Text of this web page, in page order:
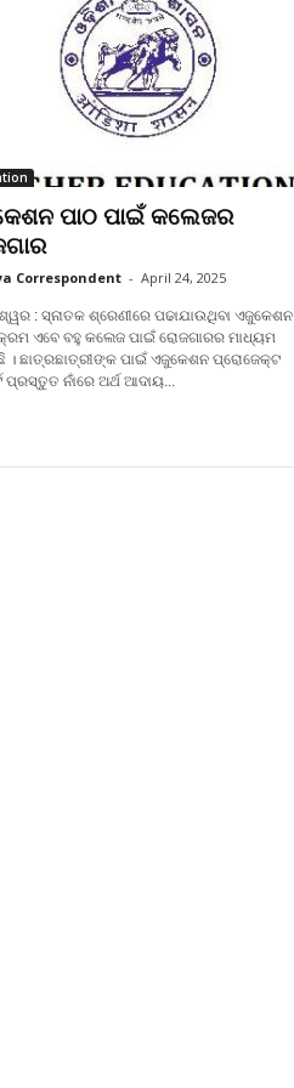
ପାଠ ପାଇଁ କଲେଜର
Correspondent - April 24, 2025
: ସ୍ନାତକ ଶ୍ରେଣୀରେ ପଢାଯାଉଥିବା ଏଜୁକେଶନ
ଏବେ ବହୁ କଲେଜ ପାଇଁ ରୋଜଗାରର ମାଧ୍ୟମ
। ଛାତ୍ରଛାତ୍ରୀଙ୍କ ପାଇଁ ଏଜୁକେଶନ ପ୍ରୋଜେକ୍ଟ
ପ୍ରସ୍ତୁତ ନାଁରେ ଅର୍ଥ ଆଦାୟ...